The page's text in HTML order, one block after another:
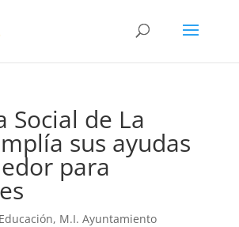
Social de La
sus ayudas
para
Educación, M.I. Ayuntamiento